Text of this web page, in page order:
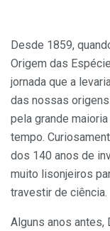
Desde 1859,
Origem das
jornada que a
das nossas
pela grande
tempo.
dos 140 anos de
muito lisonjeiros
travestir de ciência.
Alguns anos antes,